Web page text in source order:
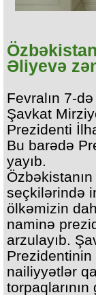
Əliyevə
Fevralın 7-
Şavkat
Prezidenti
Bu barədə
yayıb.
seçkilərində
ölkəmizin
naminə
arzulayıb.
nailiyyətlər